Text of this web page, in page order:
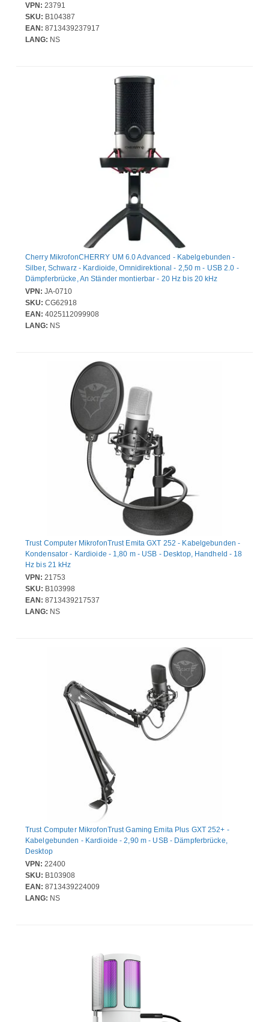
VPN: 23791
SKU: B104387
EAN: 8713439237917
LANG: NS
Cherry MikrofonCHERRY UM 6.0 Advanced - Kabelgebunden -
Silber, Schwarz - Kardioide, Omnidirektional - 2,50 m - USB 2.0 -
Dämpferbrücke, An Ständer montierbar - 20 Hz bis 20 kHz
VPN: JA-0710
SKU: CG62918
EAN: 4025112099908
LANG: NS
Trust Computer MikrofonTrust Emita GXT 252 - Kabelgebunden -
Kondensator - Kardioide - 1,80 m - USB - Desktop, Handheld - 18
Hz bis 21 kHz
VPN: 21753
SKU: B103998
EAN: 8713439217537
LANG: NS
Trust Computer MikrofonTrust Gaming Emita Plus GXT 252+ -
Kabelgebunden - Kardioide - 2,90 m - USB - Dämpferbrücke,
Desktop
VPN: 22400
SKU: B103908
EAN: 8713439224009
LANG: NS